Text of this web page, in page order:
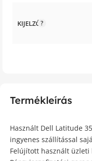
Termékleírás
Használt Dell Latitude
ingyenes szállítással
Felújított használt üzleti
KIJELZŐ